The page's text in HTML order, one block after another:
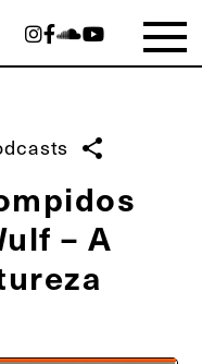
share
– A